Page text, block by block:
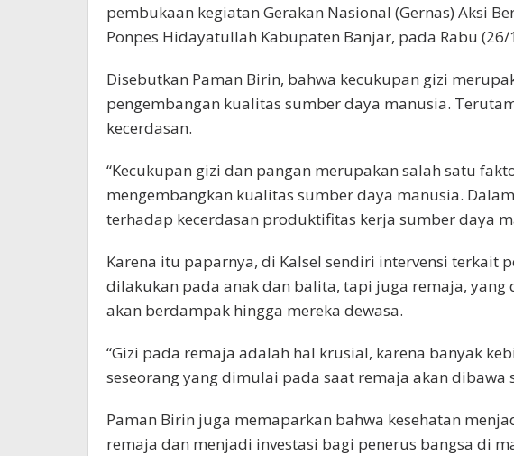
pembukaan kegiatan Gerakan Nasional (Gernas) Aksi
Ponpes Hidayatullah Kabupaten Banjar, pada Rabu (26/
Disebutkan Paman Birin, bahwa kecukupan gizi
pengembangan kualitas sumber daya manusia.
kecerdasan.
“Kecukupan gizi dan pangan merupakan salah satu
mengembangkan kualitas sumber daya manusia.
terhadap kecerdasan produktifitas kerja sumber daya
Karena itu paparnya, di Kalsel sendiri intervensi terkait
dilakukan pada anak dan balita, tapi juga remaja, yang
akan berdampak hingga mereka dewasa.
“Gizi pada remaja adalah hal krusial, karena banyak
seseorang yang dimulai pada saat remaja akan dibawa
Paman Birin juga memaparkan bahwa kesehatan
remaja dan menjadi investasi bagi penerus bangsa di